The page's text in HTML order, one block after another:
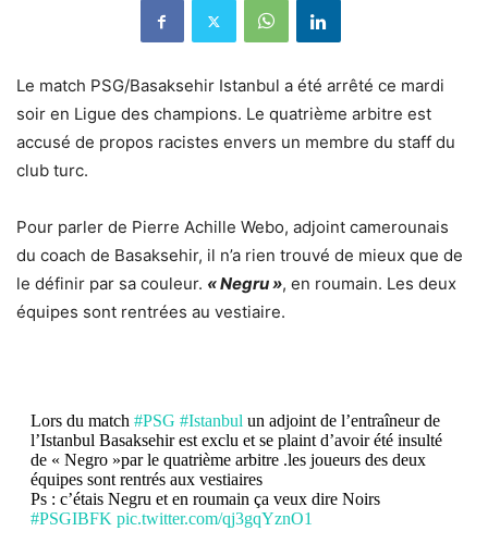
Le match PSG/Basaksehir Istanbul a été arrêté ce mardi
soir en Ligue des champions. Le quatrième arbitre est
accusé de propos racistes envers un membre du staff du
club turc.
Pour parler de Pierre Achille Webo, adjoint camerounais
du coach de Basaksehir, il n’a rien trouvé de mieux que de
le définir par sa couleur. « Negru », en roumain. Les deux
équipes sont rentrées au vestiaire.
Lors du match #PSG #Istanbul un adjoint de l’entraîneur de
l’Istanbul Basaksehir est exclu et se plaint d’avoir été insulté
de « Negro »par le quatrième arbitre .les joueurs des deux
équipes sont rentrés aux vestiaires
Ps : c’étais Negru et en roumain ça veux dire Noirs
#PSGIBFK pic.twitter.com/qj3gqYznO1